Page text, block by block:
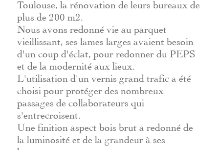
Toulouse, la rénovation de leurs bureaux de
plus de 200 m2.
Nous avons redonné vie au parquet
vieillissant, ses lames larges avaient besoin
d'un coup d'éclat, pour redonner du PEPS
et de la modernité aux lieux.
L'utilisation d'un vernis grand trafic a été
choisi pour protéger des nombreux
passages de collaborateurs qui
s'entrecroisent.
Une finition aspect bois brut a redonné de
la luminosité et de la grandeur à ses